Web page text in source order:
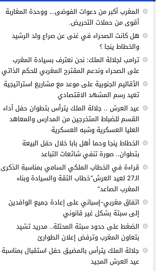
المغرب أكبر من دعوات الفوضى… ووحدة المغاربة
أقوى من حملات التحريض.
هل كانت الصحراء في غنى عن صراع ولد الرشيد
والخطاط ينجا ؟
ترامب لجلالة الملك: نحن نعترف بسيادة المغرب
على الصحراء وندعم المقترح المغربي للحكم الذاتي
الأقاليم الجنوبية على موعد مع مشاريع استراتيجية
تعيد رسم المشهد الاقتصادي
عيد العرش .. جلالة الملك يترأس بتطوان حفل أداء
القسم للضباط المتخرجين من المدارس والمعاهد
العليا العسكرية وشبه العسكرية
الخطاط ينجا وحما أهل بابا خلال حفل البيعة
بتطوان.. صورة تنفي شائعات التباعد
قراءة في الخطاب الملكي السامي بمناسبة الذكرى
الـ27 لعيد العرش”خطاب الثقة والسيادة وبناء
المغرب الصاعد”
اتفاق مغربي-إسباني على إعادة جميع الوافدين
إلى سبتة بشكل غير قانوني
الضغط على حدود سبتة المحتلة.. مدريد تشيد
بتعاون المغرب وترفض إعلان الطوارئ
جلالة الملك يترأس بالمضيق حفل استقبال بمناسبة
عيد العرش المجيد